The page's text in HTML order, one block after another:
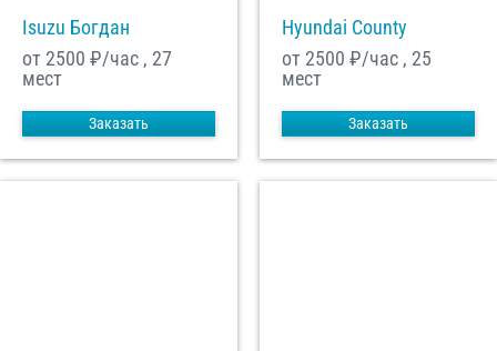
Isuzu Богдан
от 2500 ₽/час , 27
мест
Заказать
Hyundai County
от 2500 ₽/час , 25
мест
Заказать
СПолитикой конфиденциальности
ознакомлен(а), даю согласие на
обработку моих Персональных данных
Отправить заказ